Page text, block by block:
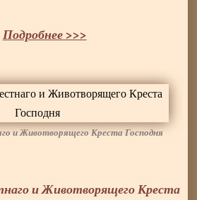
Подробнее >>>
и Животворящего Креста Господня
и Животворящего Креста